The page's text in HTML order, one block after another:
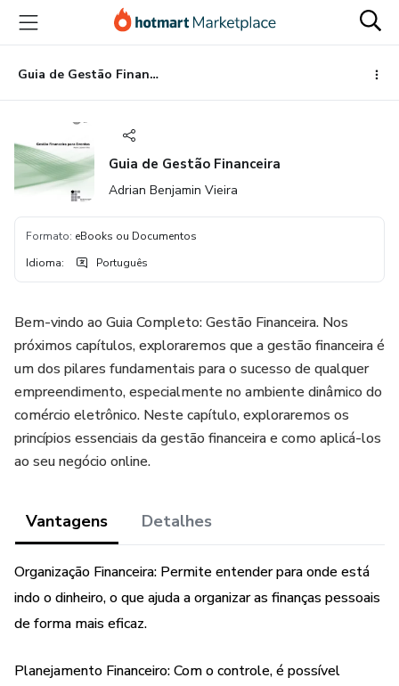
para
conteúdo
principal
para
pagamento
para
rodapé
Guia de Gestão Financeira
Guia de Gestão Financeira
Adrian Benjamin Vieira
Formato: eBooks ou Documentos
Idioma: Português
Bem-vindo ao Guia Completo: Gestão Financeira. Nos
próximos capítulos, exploraremos que a gestão financeira é
um dos pilares fundamentais para o sucesso de qualquer
empreendimento, especialmente no ambiente dinâmico do
comércio eletrônico. Neste capítulo, exploraremos os
princípios essenciais da gestão financeira e como aplicá-los
ao seu negócio online.
Vantagens Detalhes
Organização Financeira: Permite entender para onde está
indo o dinheiro, o que ajuda a organizar as finanças pessoais
de forma mais eficaz.
Planejamento Financeiro: Com o controle, é possível